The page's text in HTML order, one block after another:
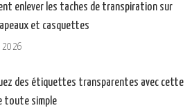
enlever les taches de transpiration sur
et casquettes
2026
des étiquettes transparentes avec cette
toute simple